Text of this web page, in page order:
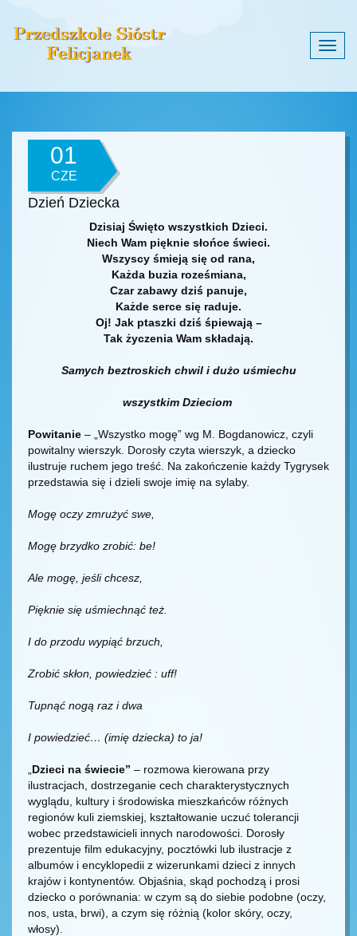
01
CZE
Dzień Dziecka
Dzisiaj Święto wszystkich Dzieci.
Niech Wam pięknie słońce świeci.
Wszyscy śmieją się od rana,
Każda buzia roześmiana,
Czar zabawy dziś panuje,
Każde serce się raduje.
Oj! Jak ptaszki dziś śpiewają –
Tak życzenia Wam składają.
Samych beztroskich chwil i dużo uśmiechu
wszystkim Dzieciom
Powitanie – „Wszystko mogę” wg M. Bogdanowicz, czyli
powitalny wierszyk. Dorosły czyta wierszyk, a dziecko
ilustruje ruchem jego treść. Na zakończenie każdy Tygrysek
przedstawia się i dzieli swoje imię na sylaby.
Mogę oczy zmrużyć swe,
Mogę brzydko zrobić: be!
Ale mogę, jeśli chcesz,
Pięknie się uśmiechnąć też.
I do przodu wypiąć brzuch,
Zrobić skłon, powiedzieć : uff!
Tupnąć nogą raz i dwa
I powiedzieć… (imię dziecka) to ja!
Dzieci na świecie” – rozmowa kierowana przy
ilustracjach, dostrzeganie cech charakterystycznych
wyglądu, kultury i środowiska mieszkańców różnych
regionów kuli ziemskiej, kształtowanie uczuć tolerancji
wobec przedstawicieli innych narodowości. Dorosły
prezentuje film edukacyjny, pocztówki lub ilustracje z
albumów i encyklopedii z wizerunkami dzieci z innych
krajów i kontynentów. Objaśnia, skąd pochodzą i prosi
dziecko o porównania: w czym są do siebie podobne (oczy,
nos, usta, brwi), a czym się różnią (kolor skóry, oczy,
włosy).